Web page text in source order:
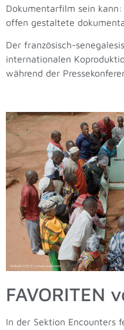
Dokumentarfilm sein
offen gestaltete
Der französisch-
internationalen
während der
FAVORITEN
In der Sektion Encounters